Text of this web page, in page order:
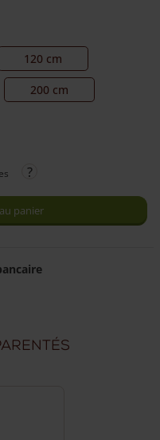
120 cm
200 cm
panier